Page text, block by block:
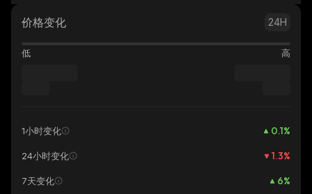
价格变化 24H
低 高
1小时变化 0.1%
24小时变化 1.3%
7天变化 6%